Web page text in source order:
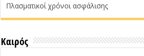
Πλασματικοί χρόνοι ασφάλισης
Καιρός